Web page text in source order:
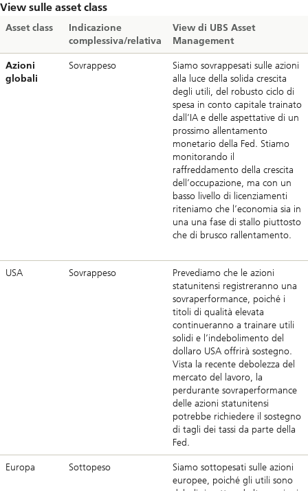
View sulle asset class
Asset class
Indicazione
complessiva/relativa
View di UBS Asset
Management
Azioni
globali
Sovrappeso
Siamo sovrappesati sulle azioni
alla luce della solida crescita
degli utili, del robusto ciclo di
spesa in conto capitale trainato
dall’IA e delle aspettative di un
prossimo allentamento
monetario della Fed. Stiamo
monitorando il
raffreddamento della crescita
dell’occupazione, ma con un
basso livello di licenziamenti
riteniamo che l’economia sia in
una una fase di stallo piuttosto
che di brusco rallentamento.
USA Sovrappeso
Prevediamo che le azioni
statunitensi registreranno una
sovraperformance, poiché i
titoli di qualità elevata
continueranno a trainare utili
solidi e l’indebolimento del
dollaro USA offrirà sostegno.
Vista la recente debolezza del
mercato del lavoro, la
perdurante sovraperformance
delle azioni statunitensi
potrebbe richiedere il sostegno
di tagli dei tassi da parte della
Fed.
Europa Sottopeso
Siamo sottopesati sulle azioni
europee, poiché gli utili sono